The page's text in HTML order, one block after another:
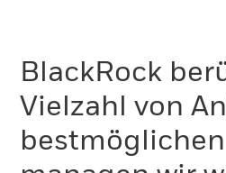
BlackRock
Vielzahl von